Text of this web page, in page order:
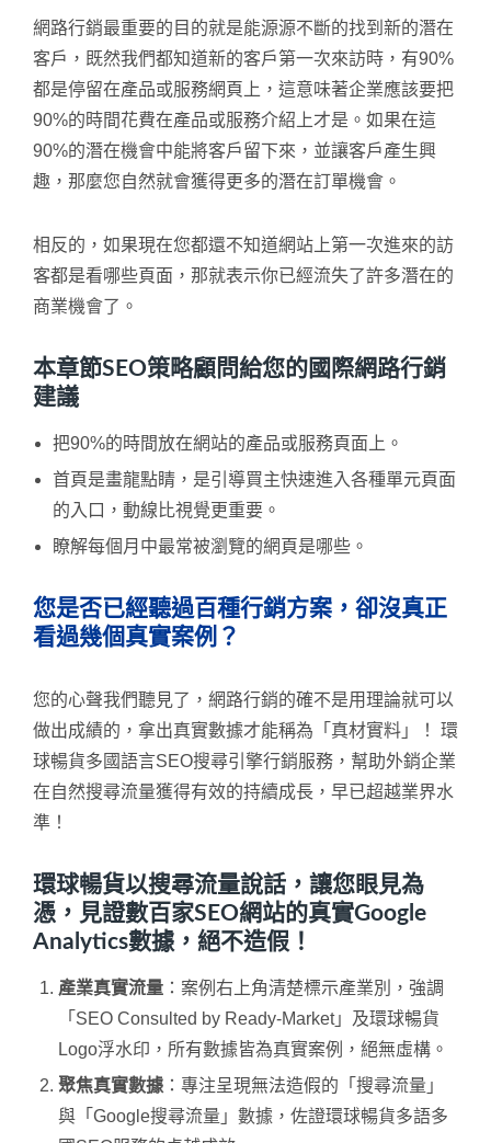
網路行銷最重要的目的就是能源源不斷的找到新的潛在
客戶，既然我們都知道新的客戶第一次來訪時，有90%
都是停留在產品或服務網頁上，這意味著企業應該要把
90%的時間花費在產品或服務介紹上才是。如果在這
90%的潛在機會中能將客戶留下來，並讓客戶產生興
趣，那麼您自然就會獲得更多的潛在訂單機會。
相反的，如果現在您都還不知道網站上第一次進來的訪
客都是看哪些頁面，那就表示你已經流失了許多潛在的
商業機會了。
本章節SEO策略顧問給您的國際網路行銷
建議
把90%的時間放在網站的產品或服務頁面上。
首頁是畫龍點睛，是引導買主快速進入各種單元頁面
的入口，動線比視覺更重要。
瞭解每個月中最常被瀏覽的網頁是哪些。
您是否已經聽過百種行銷方案，卻沒真正
看過幾個真實案例？
您的心聲我們聽見了，網路行銷的確不是用理論就可以
做出成績的，拿出真實數據才能稱為「真材實料」！ 環
球暢貨多國語言SEO搜尋引擎行銷服務，幫助外銷企業
在自然搜尋流量獲得有效的持續成長，早已超越業界水
準！
環球暢貨以搜尋流量說話，讓您眼見為
憑，見證數百家SEO網站的真實Google
Analytics數據，絕不造假！
產業真實流量 ：案例右上角清楚標示產業別，強調
「SEO Consulted by Ready-Market」及環球暢貨
Logo浮水印，所有數據皆為真實案例，絕無虛構。
聚焦真實數據 ：專注呈現無法造假的「搜尋流量」
與「Google搜尋流量」數據，佐證環球暢貨多語多